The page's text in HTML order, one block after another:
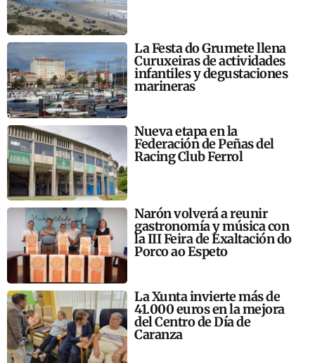
La Festa do Grumete llena
Curuxeiras de actividades
infantiles y degustaciones
marineras
Nueva etapa en la
Federación de Peñas del
Racing Club Ferrol
Narón volverá a reunir
gastronomía y música con
la III Feira de Exaltación do
Porco ao Espeto
La Xunta invierte más de
41.000 euros en la mejora
del Centro de Día de
Caranza